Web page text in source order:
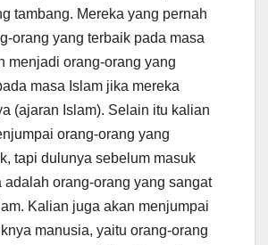
tambang. Mereka yang pernah
orang yang terbaik pada masa
menjadi orang-orang yang
masa Islam jika mereka
(ajaran Islam). Selain itu kalian
orang-orang yang
tapi dulunya sebelum masuk
adalah orang-orang yang sangat
Kalian juga akan menjumpai
manusia, yaitu orang-orang